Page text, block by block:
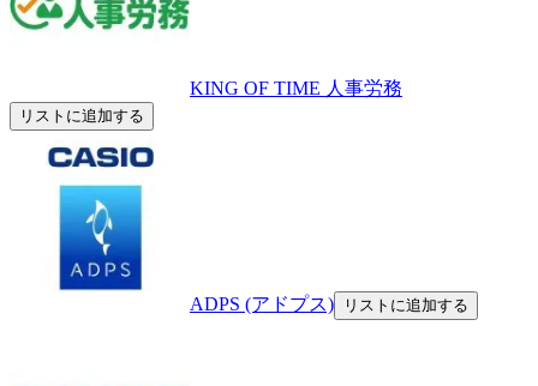
KING OF TIME 人事労務
リストに追加する
ADPS (アドプス) リストに追加する